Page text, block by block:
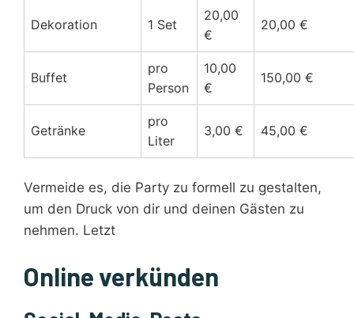
Dekoration 1 Set
20,00
€
20,00 €
Buffet
pro
Person
10,00
€
150,00 €
Getränke
pro
Liter
3,00 € 45,00 €
Vermeide es, die Party zu formell zu gestalten,
um den Druck von dir und deinen Gästen zu
nehmen. Letzt
Online verkünden